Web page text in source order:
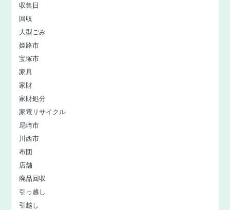
収集日
回収
大型ごみ
姫路市
宝塚市
家具
家財
家財処分
家電リサイクル
尼崎市
川西市
布団
店舗
廃品回収
引っ越し
引越し